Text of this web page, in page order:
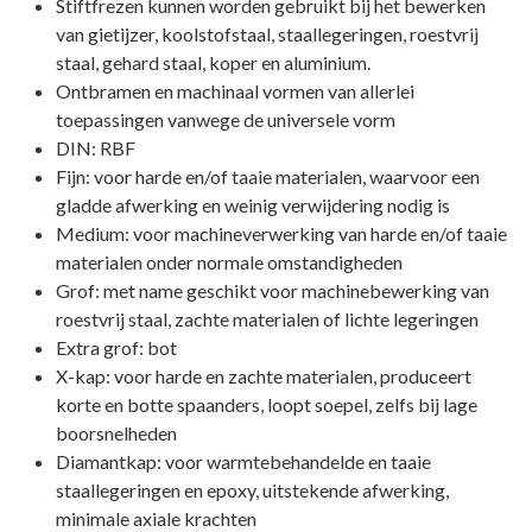
Stiftfrezen kunnen worden gebruikt bij het bewerken
van gietijzer, koolstofstaal, staallegeringen, roestvrij
staal, gehard staal, koper en aluminium.
Ontbramen en machinaal vormen van allerlei
toepassingen vanwege de universele vorm
DIN: RBF
Fijn: voor harde en/of taaie materialen, waarvoor een
gladde afwerking en weinig verwijdering nodig is
Medium: voor machineverwerking van harde en/of taaie
materialen onder normale omstandigheden
Grof: met name geschikt voor machinebewerking van
roestvrij staal, zachte materialen of lichte legeringen
Extra grof: bot
X-kap: voor harde en zachte materialen, produceert
korte en botte spaanders, loopt soepel, zelfs bij lage
boorsnelheden
Diamantkap: voor warmtebehandelde en taaie
staallegeringen en epoxy, uitstekende afwerking,
minimale axiale krachten